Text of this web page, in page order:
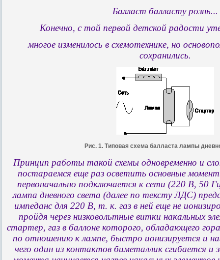
Балласт балласту рознь...
Конечно, с той первой детской радости
многое изменилось в схемотехнике, но
сохранились.
Рис. 1. Типовая схема балласта лампы
Принцип работы такой схемы одновременно и
постараемся еще раз осветить основные
первоначально подключается к сети (220 В, 50
лампа дневного света (далее по тексту ЛДС)
импеданс для 220 В, т. к. газ в ней еще не
пройдя через низковольтные витки накальных
стартер, газ в баллоне которого, обладающего
по отношению к лампе, быстро ионизируется и
чего один из контактов биметаллик сгибается